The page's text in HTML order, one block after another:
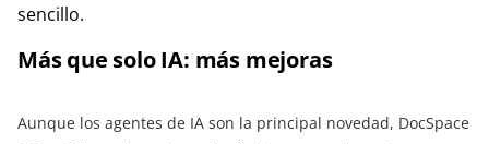
sencillo.
Más que solo IA: más mejoras
Aunque los agentes de IA son la principal novedad, DocSpace